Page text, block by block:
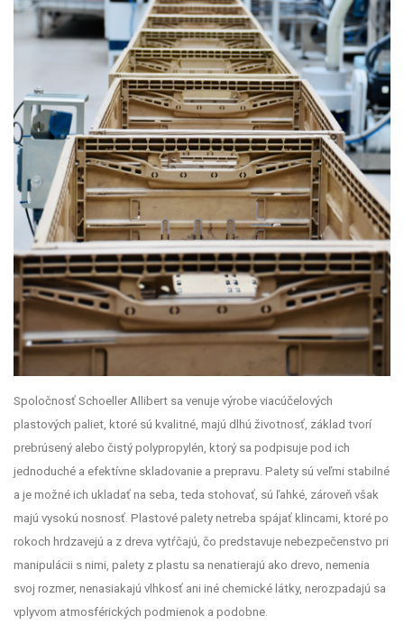
Spoločnosť Schoeller Allibert sa venuje výrobe viacúčelových
plastových paliet, ktoré sú kvalitné, majú dlhú životnosť, základ tvorí
prebrúsený alebo čistý polypropylén, ktorý sa podpisuje pod ich
jednoduché a efektívne skladovanie a prepravu. Palety sú veľmi stabilné
a je možné ich ukladať na seba, teda stohovať, sú ľahké, zároveň však
majú vysokú nosnosť. Plastové palety netreba spájať klincami, ktoré po
rokoch hrdzavejú a z dreva vytŕčajú, čo predstavuje nebezpečenstvo pri
manipulácii s nimi, palety z plastu sa nenatierajú ako drevo, nemenia
svoj rozmer, nenasiakajú vlhkosť ani iné chemické látky, nerozpadajú sa
vplyvom atmosférických podmienok a podobne.